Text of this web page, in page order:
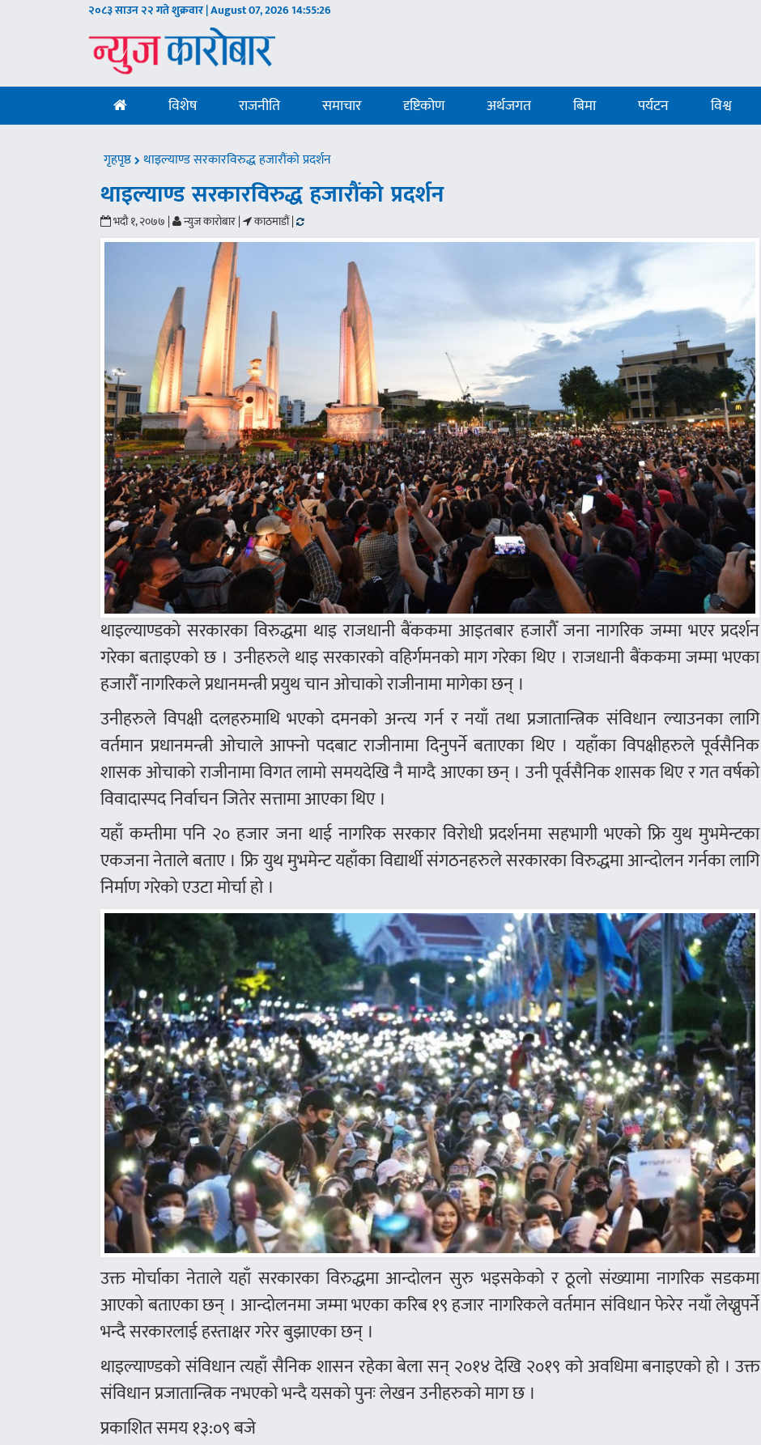
२०८३ साउन २२ गते शुक्रवार | August 07, 202614:55:27
विशेष राजनीति समाचार दृष्टिकोण अर्थजगत बिमा पर्यटन विश्व
गृहपृष्ठ थाइल्याण्ड सरकारविरुद्ध हजारौंको प्रदर्शन
थाइल्याण्ड सरकारविरुद्ध हजारौंको प्रदर्शन
भदौ १, २०७७ | न्युज कारोबार | काठमाडौं |
थाइल्याण्डको सरकारका विरुद्धमा थाइ राजधानी बैंककमा आइतबार हजारौँ जना नागरिक जम्मा भएर प्रदर्शन
गरेका बताइएको छ । उनीहरुले थाइ सरकारको वहिर्गमनको माग गरेका थिए । राजधानी बैंककमा जम्मा भएका
हजारौँ नागरिकले प्रधानमन्त्री प्रयुथ चान ओचाको राजीनामा मागेका छन् ।
उनीहरुले विपक्षी दलहरुमाथि भएको दमनको अन्त्य गर्न र नयाँ तथा प्रजातान्त्रिक संविधान ल्याउनका लागि
वर्तमान प्रधानमन्त्री ओचाले आफ्नो पदबाट राजीनामा दिनुपर्ने बताएका थिए । यहाँका विपक्षीहरुले पूर्वसैनिक
शासक ओचाको राजीनामा विगत लामो समयदेखि नै माग्दै आएका छन् । उनी पूर्वसैनिक शासक थिए र गत वर्षको
विवादास्पद निर्वाचन जितेर सत्तामा आएका थिए ।
यहाँ कम्तीमा पनि २० हजार जना थाई नागरिक सरकार विरोधी प्रदर्शनमा सहभागी भएको फ्रि युथ मुभमेन्टका
एकजना नेताले बताए । फ्रि युथ मुभमेन्ट यहाँका विद्यार्थी संगठनहरुले सरकारका विरुद्धमा आन्दोलन गर्नका लागि
निर्माण गरेको एउटा मोर्चा हो ।
उक्त मोर्चाका नेताले यहाँ सरकारका विरुद्धमा आन्दोलन सुरु भइसकेको र ठूलो संख्यामा नागरिक सडकमा
आएको बताएका छन् । आन्दोलनमा जम्मा भएका करिब १९ हजार नागरिकले वर्तमान संविधान फेरेर नयाँ लेख्नुपर्ने
भन्दै सरकारलाई हस्ताक्षर गरेर बुझाएका छन् ।
थाइल्याण्डको संविधान त्यहाँ सैनिक शासन रहेका बेला सन् २०१४ देखि २०१९ को अवधिमा बनाइएको हो । उक्त
संविधान प्रजातान्त्रिक नभएको भन्दै यसको पुनः लेखन उनीहरुको माग छ ।
प्रकाशित समय १३:०९ बजे